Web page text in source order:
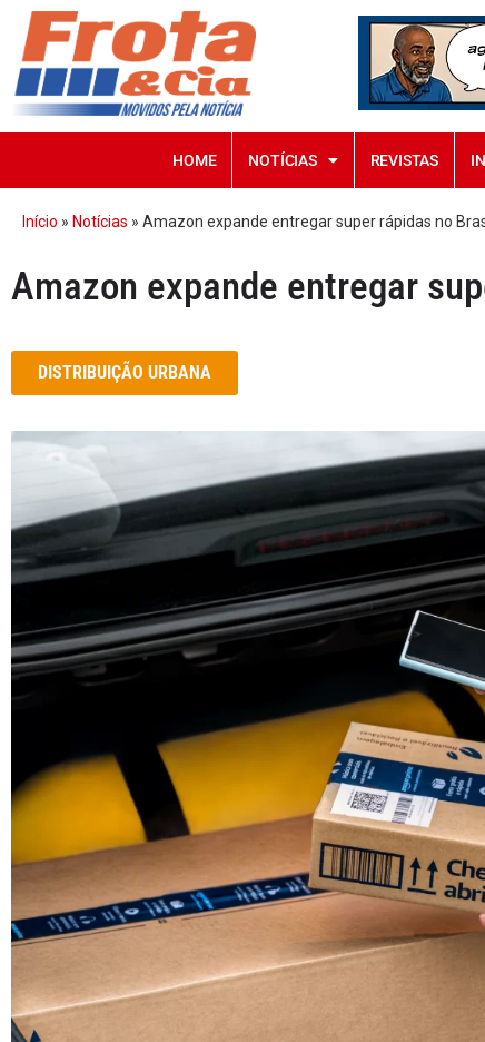
HOME NOTÍCIAS REVISTAS
Início » Notícias » Amazon expande entregar super rápidas no
Amazon expande entregar
DISTRIBUIÇÃO URBANA